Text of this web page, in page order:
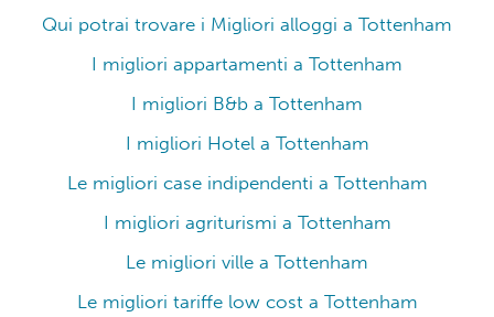
Qui potrai trovare i Migliori alloggi a Tottenham
I migliori appartamenti a Tottenham
I migliori B&b a Tottenham
I migliori Hotel a Tottenham
Le migliori case indipendenti a Tottenham
I migliori agriturismi a Tottenham
Le migliori ville a Tottenham
Le migliori tariffe low cost a Tottenham